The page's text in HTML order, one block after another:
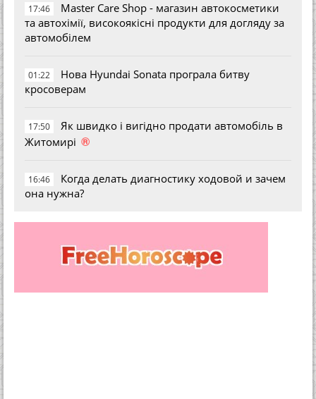
17:46
Master Care Shop - магазин автокосметики
та автохімії, високоякісні продукти для догляду за
автомобілем
01:22
Нова Hyundai Sonata програла битву
кросоверам
17:50
Як швидко і вигідно продати автомобіль в
Житомирі ®
16:46
Когда делать диагностику ходовой и зачем
она нужна?